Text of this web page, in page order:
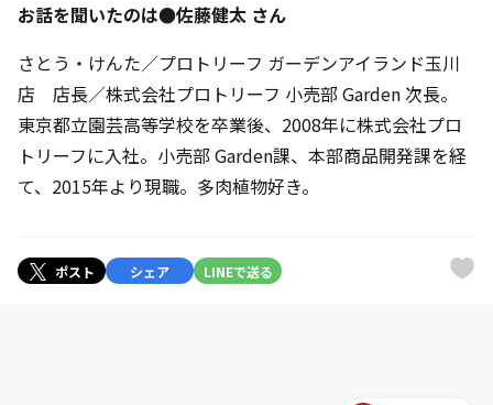
お話を聞いたのは●佐藤健太 さん
さとう・けんた／プロトリーフ ガーデンアイランド玉川
店 店長／株式会社プロトリーフ 小売部 Garden 次長。
東京都立園芸高等学校を卒業後、2008年に株式会社プロ
トリーフに入社。小売部 Garden課、本部商品開発課を経
て、2015年より現職。多肉植物好き。
ポスト シェア LINEで送る